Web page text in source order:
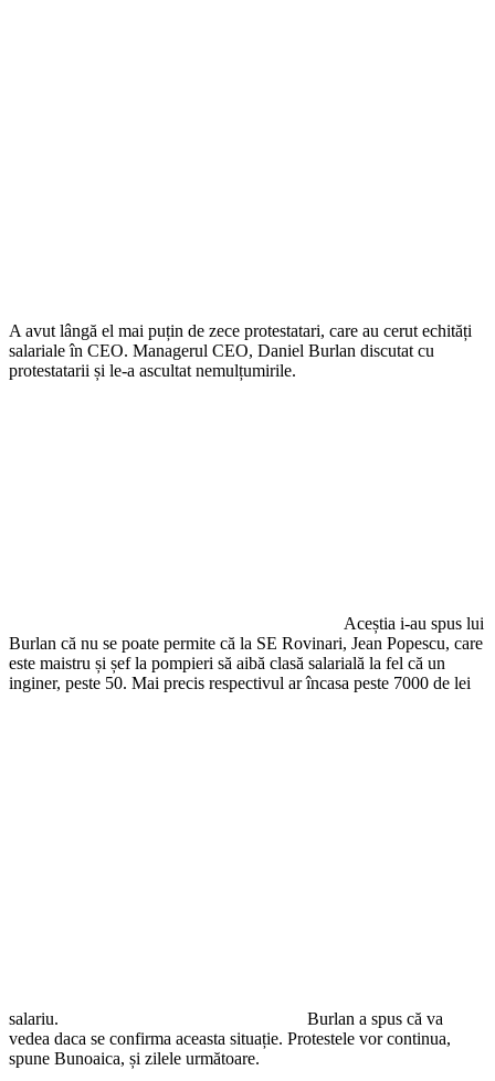
A avut lângă el mai puțin de zece protestatari, care au cerut echități
salariale în CEO. Managerul CEO, Daniel Burlan discutat cu
protestatarii și le-a ascultat nemulțumirile.
Aceștia i-au spus lui
Burlan că nu se poate permite că la SE Rovinari, Jean Popescu, care
este maistru și șef la pompieri să aibă clasă salarială la fel că un
inginer, peste 50. Mai precis respectivul ar încasa peste 7000 de lei
salariu.
Burlan a spus că va
vedea daca se confirma aceasta situație. Protestele vor continua,
spune Bunoaica, și zilele următoare.